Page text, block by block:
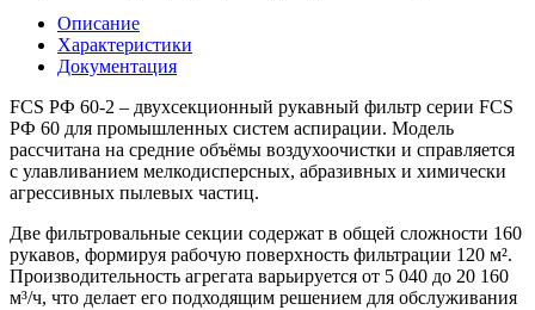
Описание
Характеристики
Документация
FCS РФ 60-2 – двухсекционный рукавный фильтр серии FCS
РФ 60 для промышленных систем аспирации. Модель
рассчитана на средние объёмы воздухоочистки и справляется
с улавливанием мелкодисперсных, абразивных и химически
агрессивных пылевых частиц.
Две фильтровальные секции содержат в общей сложности 160
рукавов, формируя рабочую поверхность фильтрации 120 м².
Производительность агрегата варьируется от 5 040 до 20 160
м³/ч, что делает его подходящим решением для обслуживания